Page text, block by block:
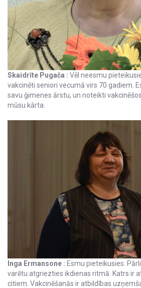
Skaidrīte Pugača : Vēl neesmu
vakcinēti seniori vecumā virs 70 gadiem.
savu ģimenes ārstu, un noteikti
mūsu kārta.
Inga Ermansone : Esmu pieteikusies.
varētu atgriezties ikdienas ritmā. Katrs ir
citiem. Vakcinēšanās ir atbildības